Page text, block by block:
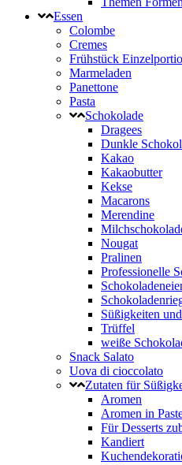
Essen
Colombe
Cremes
Frühstück
Marmeladen
Panettone
Pasta
Schokolade
Dragees
Dunkle
Kakao
Kakaobutter
Kekse
Macarons
Merendine
Nougat
Pralinen
Professionelle
Süßigkeiten
Trüffel
weiße
Snack Salato
Uova di cioccolato
Zutaten für
Aromen
Aromen in
Für Desserts
Kandiert